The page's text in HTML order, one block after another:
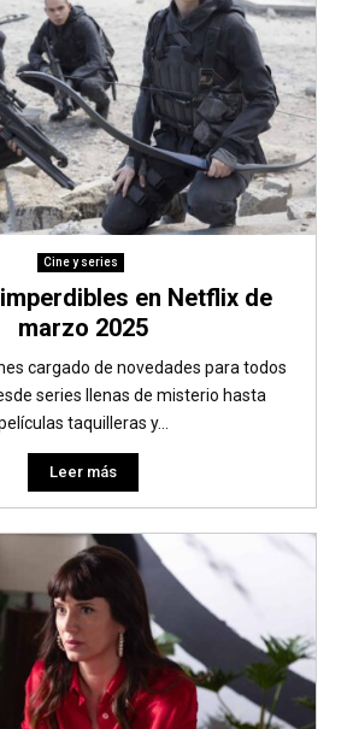
Cine y series
en Netflix de
marzo 2025
cargado de novedades para todos
series llenas de misterio hasta
taquilleras y...
Leer más